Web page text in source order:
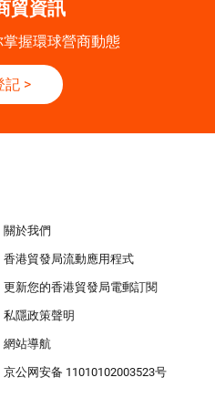
貿資訊
握環球營商動態
記 >
關於我們
香港貿發局流動應用程式
更新您的香港貿發局電郵訂閱
私隱政策聲明
網站導航
京公网安备 11010102003523号